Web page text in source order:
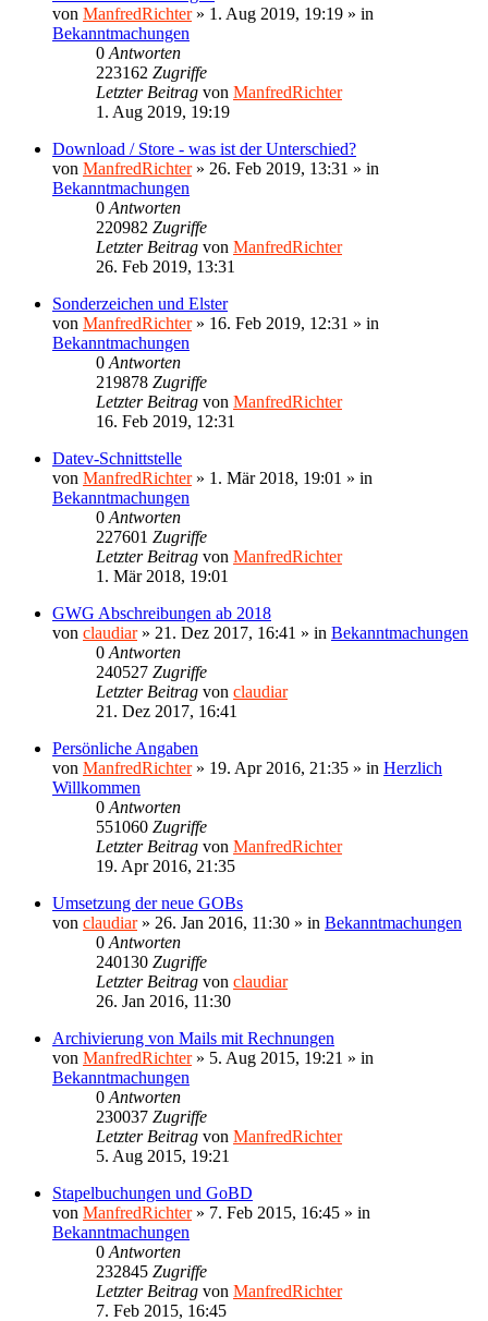
von ManfredRichter» 1. Aug 2019, 19:19 » in
Bekanntmachungen
0 Antworten
223162 Zugriffe
Letzter Beitrag von ManfredRichter
1. Aug 2019, 19:19
Download / Store - was ist der Unterschied?
von ManfredRichter» 26. Feb 2019, 13:31 » in
Bekanntmachungen
0 Antworten
220982 Zugriffe
Letzter Beitrag von ManfredRichter
26. Feb 2019, 13:31
Sonderzeichen und Elster
von ManfredRichter» 16. Feb 2019, 12:31 » in
Bekanntmachungen
0 Antworten
219878 Zugriffe
Letzter Beitrag von ManfredRichter
16. Feb 2019, 12:31
Datev-Schnittstelle
von ManfredRichter» 1. Mär 2018, 19:01 » in
Bekanntmachungen
0 Antworten
227601 Zugriffe
Letzter Beitrag von ManfredRichter
1. Mär 2018, 19:01
GWG Abschreibungen ab 2018
von claudiar» 21. Dez 2017, 16:41 » in Bekanntmachungen
0 Antworten
240527 Zugriffe
Letzter Beitrag von claudiar
21. Dez 2017, 16:41
Persönliche Angaben
von ManfredRichter» 19. Apr 2016, 21:35 » in Herzlich
Willkommen
0 Antworten
551060 Zugriffe
Letzter Beitrag von ManfredRichter
19. Apr 2016, 21:35
Umsetzung der neue GOBs
von claudiar» 26. Jan 2016, 11:30 » in Bekanntmachungen
0 Antworten
240130 Zugriffe
Letzter Beitrag von claudiar
26. Jan 2016, 11:30
Archivierung von Mails mit Rechnungen
von ManfredRichter» 5. Aug 2015, 19:21 » in
Bekanntmachungen
0 Antworten
230037 Zugriffe
Letzter Beitrag von ManfredRichter
5. Aug 2015, 19:21
Stapelbuchungen und GoBD
von ManfredRichter» 7. Feb 2015, 16:45 » in
Bekanntmachungen
0 Antworten
232845 Zugriffe
Letzter Beitrag von ManfredRichter
7. Feb 2015, 16:45